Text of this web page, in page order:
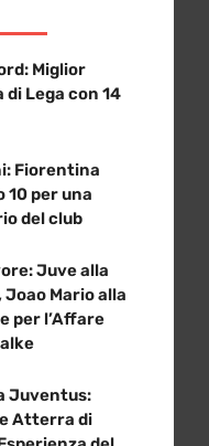
Miglior
Lega con 14
Fiorentina
10 per una
del club
Juve alla
Mario alla
per l’Affare
Juventus:
Atterra di